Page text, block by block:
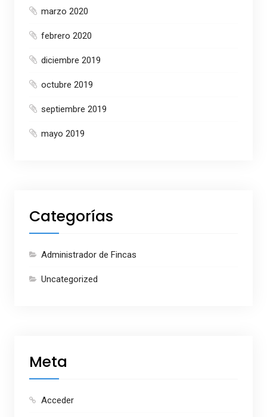
marzo 2020
febrero 2020
diciembre 2019
octubre 2019
septiembre 2019
mayo 2019
Categorías
Administrador de Fincas
Uncategorized
Meta
Acceder